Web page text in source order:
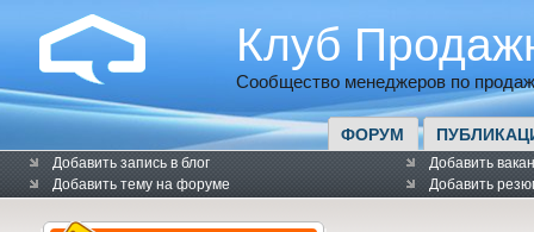
Клуб
Сообщество менеджеров по
ФОРУМ
Добавить запись в блог
Добавить тему на форуме
Добавить
Добавить